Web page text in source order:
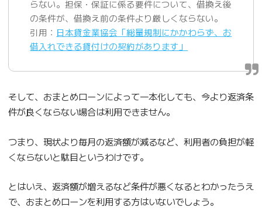
らない。担保・保証に係る要件について、借換え後
の条件が、借換え前の条件より厳しくならない。
引用： 日本貸金業協会「総量規制にかかわらず、お
借入れできる貸付けの契約があります」
そして、おまとめローンによって一本化しても、今より返済条
件が良くならない場合は利用できません。
つまり、現状より毎月の返済額が減るなど、利用者の負担が軽
くならないと駄目というわけです。
とはいえ、返済額が増えるなど条件が悪くなるとわかったうえ
で、おまとめローンを利用する方はいないでしょう。